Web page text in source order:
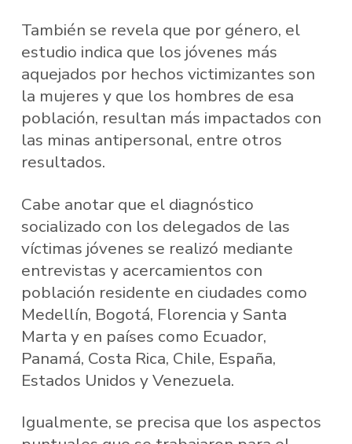
También se revela que por género, el
estudio indica que los jóvenes más
aquejados por hechos victimizantes son
la mujeres y que los hombres de esa
población, resultan más impactados con
las minas antipersonal, entre otros
resultados.
Cabe anotar que el diagnóstico
socializado con los delegados de las
víctimas jóvenes se realizó mediante
entrevistas y acercamientos con
población residente en ciudades como
Medellín, Bogotá, Florencia y Santa
Marta y en países como Ecuador,
Panamá, Costa Rica, Chile, España,
Estados Unidos y Venezuela.
Igualmente, se precisa que los aspectos